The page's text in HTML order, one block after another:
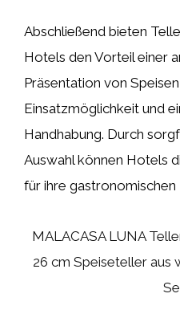
Abschließend bieten
Hotels den Vorteil einer
Präsentation von
Einsatzmöglichkeit und
Handhabung. Durch
Auswahl können Hotels
für ihre gastronomischen
MALACASA LUNA
26 cm Speiseteller aus